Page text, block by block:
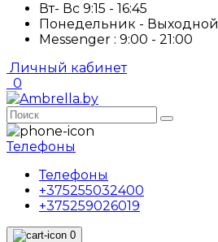
Вт- Вс 9:15 - 16:45
Понедельник - Выходной
Messenger : 9:00 - 21:00
Личный кабинет
0
Телефоны
Телефоны
+375255032400
+375259026019
0